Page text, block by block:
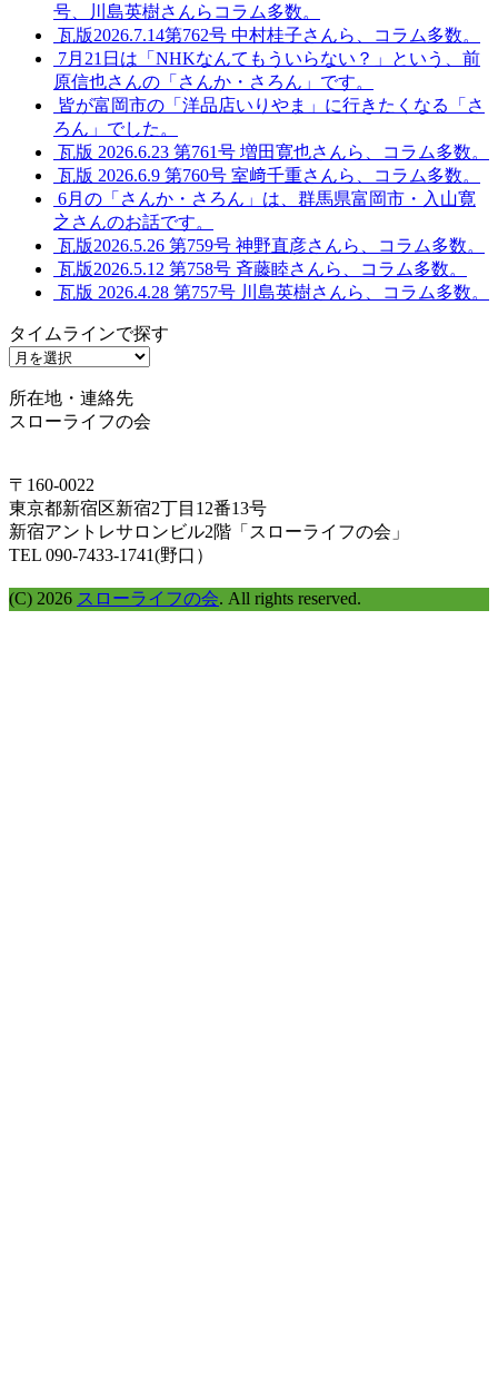
号、川島英樹さんらコラム多数。
瓦版2026.7.14第762号 中村桂子さんら、コラム多数。
7月21日は「NHKなんてもういらない？」という、前
原信也さんの「さんか・さろん」です。
皆が富岡市の「洋品店いりやま」に行きたくなる「さ
ろん」でした。
瓦版 2026.6.23 第761号 増田寛也さんら、コラム多数。
瓦版 2026.6.9 第760号 室﨑千重さんら、コラム多数。
6月の「さんか・さろん」は、群馬県富岡市・入山寛
之さんのお話です。
瓦版2026.5.26 第759号 神野直彦さんら、コラム多数。
瓦版2026.5.12 第758号 斉藤睦さんら、コラム多数。
瓦版 2026.4.28 第757号 川島英樹さんら、コラム多数。
タイムラインで探す
タ
ム
ラ
で
探
す
所在地・連絡先
スローライフの会
〒160-0022
東京都新宿区新宿2丁目12番13号
新宿アントレサロンビル2階「スローライフの会」
TEL 090-7433-1741(野口）
(C) 2026 スローライフの会. All rights reserved.